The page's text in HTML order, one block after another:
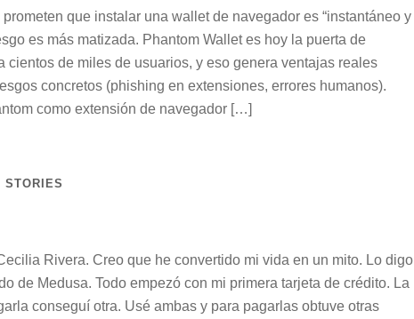
que instalar una wallet de navegador es “instantáneo y
es más matizada. Phantom Wallet es hoy la puerta de
cientos de miles de usuarios, y eso genera ventajas reales
concretos (phishing en extensiones, errores humanos).
como extensión de navegador […]
STORIES
Rivera. Creo que he convertido mi vida en un mito. Lo digo
de Medusa. Todo empezó con mi primera tarjeta de crédito. La
conseguí otra. Usé ambas y para pagarlas obtuve otras